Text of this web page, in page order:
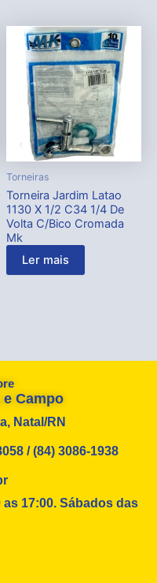
Torneiras
Torneira Jardim Latao
1130 X 1/2 C34 1/4 De
Volta C/Bico Cromada
Mk
Ler mais
Campo
Natal/RN
/ (84) 3086-1938
17:00. Sábados das